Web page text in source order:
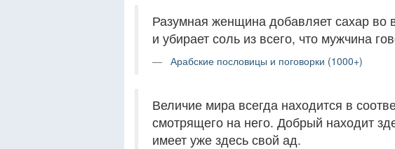
Разумная женщина добавляет сахар во
и убирает соль из всего, что мужчина
Арабские пословицы и поговорки (1000+)
Величие мира всегда находится в
смотрящего на него. Добрый находит
имеет уже здесь свой ад.